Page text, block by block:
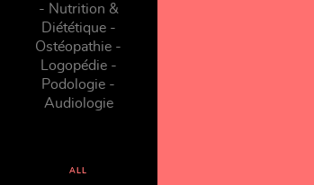
- Nutrition &
Diététique -
Ostéopathie -
Logopédie -
Podologie -
Audiologie
ALL